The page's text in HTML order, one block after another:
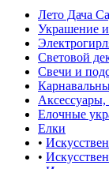
Лето Дача
Украшение
Световой
Свечи и
Аксессуары,
Елочные
Елки
•
•